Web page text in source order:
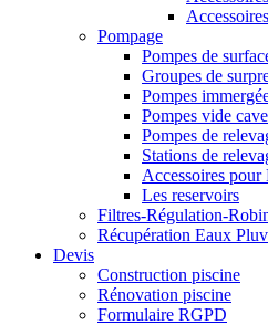
Pompage
Pompes de
Groupes de
Pompes
Pompes vide cave
Pompes de
Stations de
Accessoires pour
Les reservoirs
Filtres-Régulation-
Récupération Eaux
Devis
Construction piscine
Rénovation piscine
Formulaire RGPD